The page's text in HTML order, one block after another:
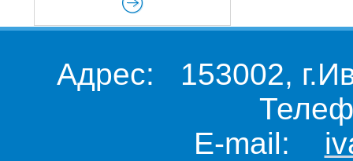
Адрес: 153002,
E-mail: